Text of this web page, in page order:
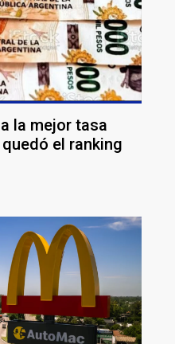
la mejor tasa
el ranking